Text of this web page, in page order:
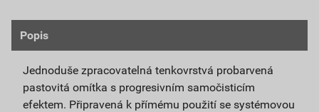
Popis
Jednoduše zpracovatelná tenkovrstvá probarvená
pastovitá omítka s progresivním samočisticím
efektem. Připravená k přímému použití se systémovou